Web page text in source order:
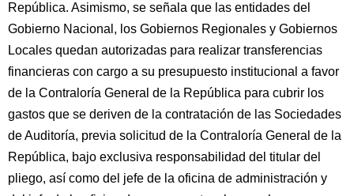
República. Asimismo, se señala que las entidades del
Gobierno Nacional, los Gobiernos Regionales y Gobiernos
Locales quedan autorizadas para realizar transferencias
financieras con cargo a su presupuesto institucional a favor
de la Contraloría General de la República para cubrir los
gastos que se deriven de la contratación de las Sociedades
de Auditoría, previa solicitud de la Contraloría General de la
República, bajo exclusiva responsabilidad del titular del
pliego, así como del jefe de la oficina de administración y